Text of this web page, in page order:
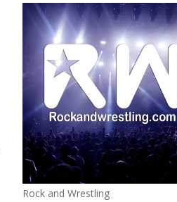
Rock and Wrestling